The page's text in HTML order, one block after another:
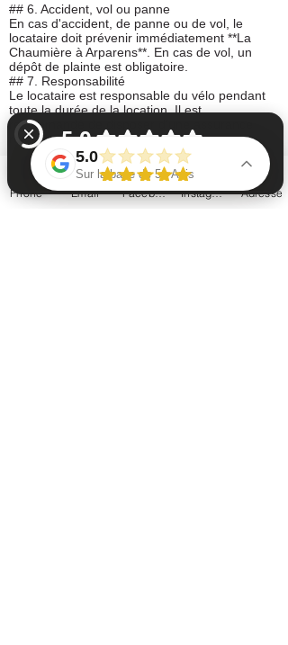
## 6. Accident, vol ou panne
En cas d'accident, de panne ou de vol, le
locataire doit prévenir immédiatement **La
Chaumière à Arparens**. En cas de vol, un
dépôt de plainte est obligatoire.
## 7. Responsabilité
Le locataire est responsable du vélo pendant
toute la durée de la location. Il est
recommandé de disposer d'une assurance
responsabilité civile.
## 8. Annulation
Toute annulation effectuée plus de **24
heures** avant le départ est remboursée
Phone Email Facebook Instagram Adresse
5.0
Sur la base de 51 Avis